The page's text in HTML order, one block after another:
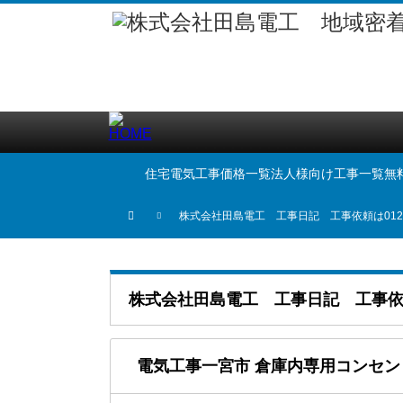
住宅電気工事価格一覧法人様向け工事一覧無
株式会社田島電工 工事日記 工事依頼は
株式会社田島電工 工事日記 工事依
電気工事一宮市 倉庫内専用コンセ